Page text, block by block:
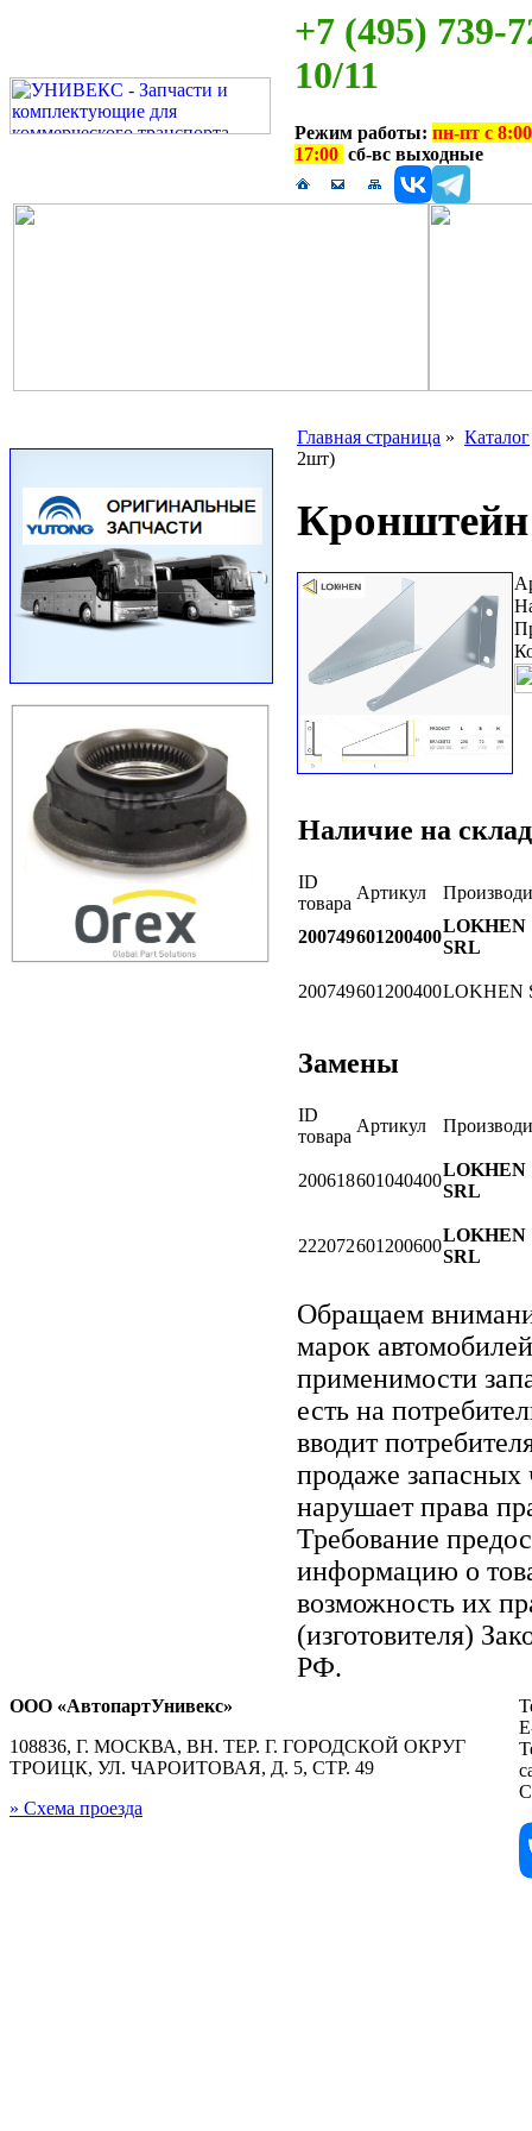
+7 (495) 739-
10/11
Режим работы: пн-пт с
17:00 сб-вс выходные
Главная страница » Каталог
2шт)
Кронштейн
Наличие на
ID
товара
Артикул
200749601200400
LOKHEN
SRL
200749601200400LOKHEN
Замены
ID
товара
Артикул
200618601040400
LOKHEN
SRL
222072601200600
LOKHEN
SRL
Обращаем
марок
применимости
есть на
вводит
продаже запасных
нарушает права
Требование
информацию о
возможность их
(изготовителя)
РФ.
ООО «АвтопартУнивекс»
108836, Г. МОСКВА, ВН. ТЕР. Г. ГОРОДСКОЙ ОКРУГ
ТРОИЦК, УЛ. ЧАРОИТОВАЯ, Д. 5, СТР. 49
» Схема проезда